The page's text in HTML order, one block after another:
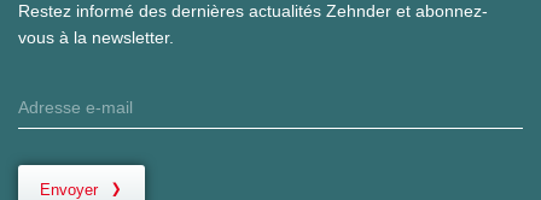
Restez informé des dernières actualités Zehnder et abonnez-
vous à la newsletter.
Envoyer